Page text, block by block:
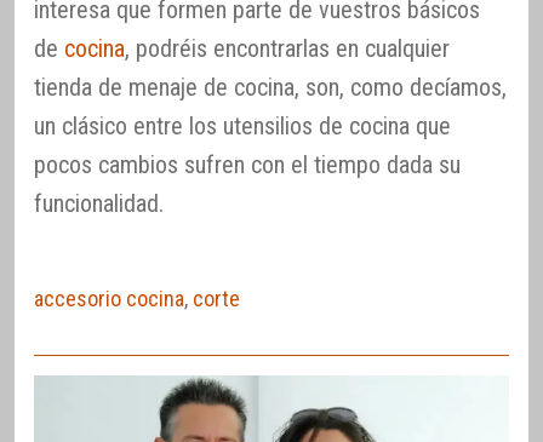
interesa que formen parte de vuestros básicos
de cocina, podréis encontrarlas en cualquier
tienda de menaje de cocina, son, como decíamos,
un clásico entre los utensilios de cocina que
pocos cambios sufren con el tiempo dada su
funcionalidad.
accesorio cocina, corte